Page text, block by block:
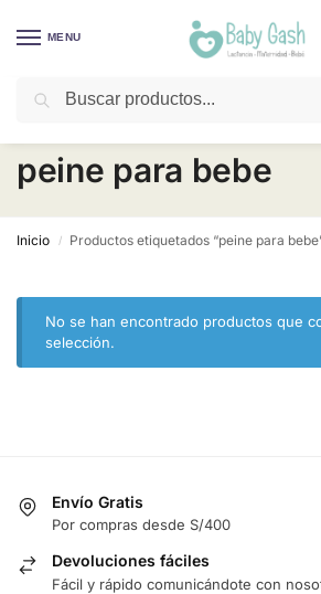
MENU
¡Descuentos todos los días! ⚡
peine para bebe
Inicio / Productos etiquetados “peine para
No se han encontrado productos que
selección.
Envío Gratis
Por compras desde S/400
Devoluciones fáciles
Fácil y rápido comunicándote con